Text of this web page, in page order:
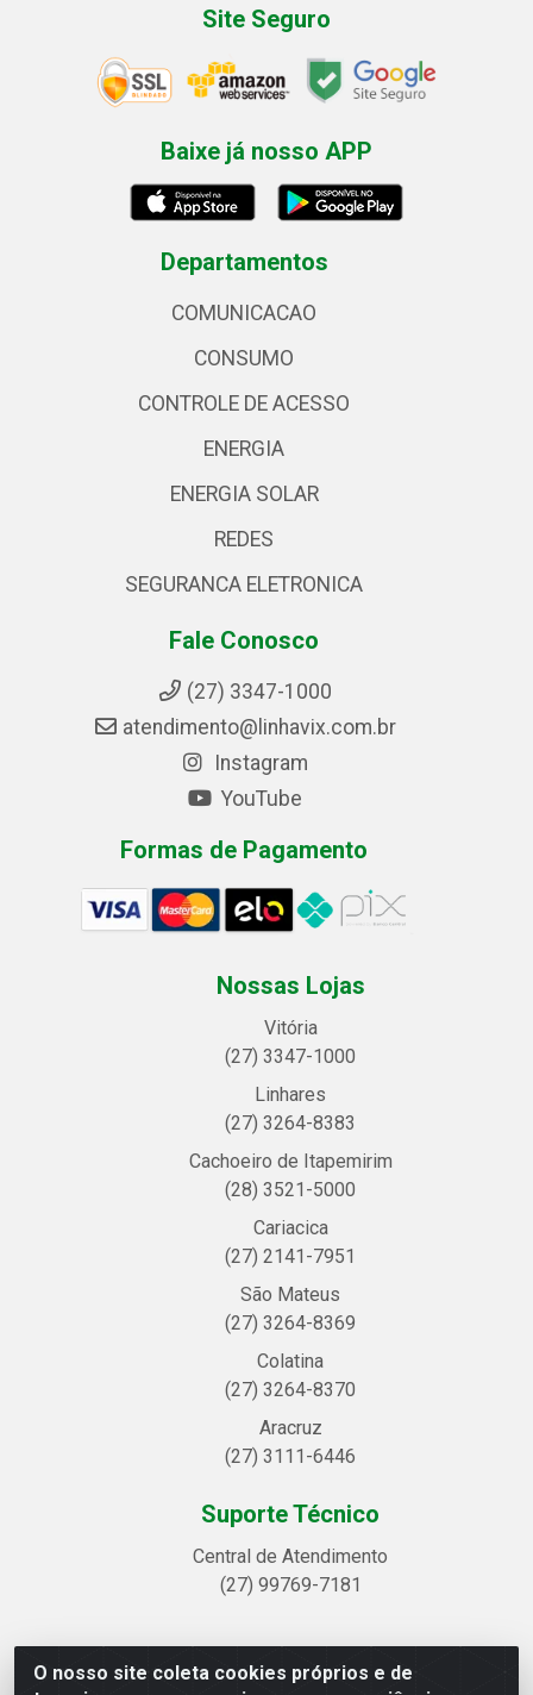
O nosso site coleta cookies próprios e de
Site Seguro
Baixe já nosso APP
Departamentos
COMUNICACAO
CONSUMO
CONTROLE DE ACESSO
ENERGIA
ENERGIA SOLAR
REDES
SEGURANCA ELETRONICA
Fale Conosco
(27) 3347-1000
atendimento@linhavix.com.br
Instagram
YouTube
Formas de Pagamento
Nossas Lojas
Vitória
(27) 3347-1000
Linhares
(27) 3264-8383
Cachoeiro de Itapemirim
(28) 3521-5000
Cariacica
(27) 2141-7951
São Mateus
(27) 3264-8369
Colatina
(27) 3264-8370
Aracruz
(27) 3111-6446
Suporte Técnico
Central de Atendimento
(27) 99769-7181
Linhavix Distribuidora LTDA - Avenida Alegre, 2521 -